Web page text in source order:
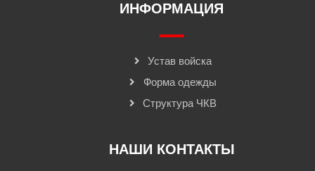
ИНФОРМАЦИЯ
Устав войска
Форма одежды
Структура ЧКВ
НАШИ КОНТАКТЫ